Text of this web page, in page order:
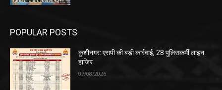
POPULAR POSTS
कुशीनगर: एसपी की बड़ी कार्रवाई, 28 पुलिसकर्मी लाइन
हाजिर
07/08/2026